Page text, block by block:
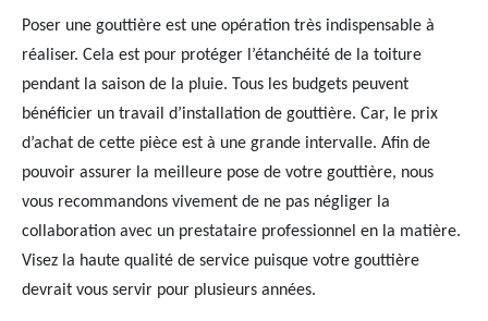
Poser une gouttière est une opération très indispensable à
réaliser. Cela est pour protéger l’étanchéité de la toiture
pendant la saison de la pluie. Tous les budgets peuvent
bénéficier un travail d’installation de gouttière. Car, le prix
d’achat de cette pièce est à une grande intervalle. Afin de
pouvoir assurer la meilleure pose de votre gouttière, nous
vous recommandons vivement de ne pas négliger la
collaboration avec un prestataire professionnel en la matière.
Visez la haute qualité de service puisque votre gouttière
devrait vous servir pour plusieurs années.